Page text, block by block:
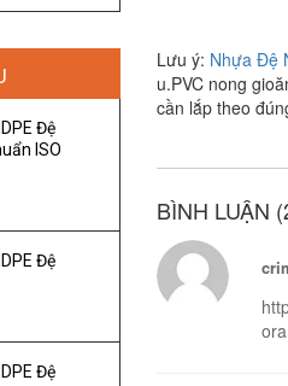
Lưu ý: Nhựa Đệ
u.PVC nong
cần lắp theo
BÌNH LUẬN
Đệ
ISO
Đệ
Đệ